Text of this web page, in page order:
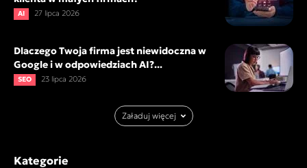
AI 27 lipca 2026
Dlaczego Twoja firma jest niewidoczna w
Google i w odpowiedziach AI?...
SEO 23 lipca 2026
Załaduj więcej
Kategorie